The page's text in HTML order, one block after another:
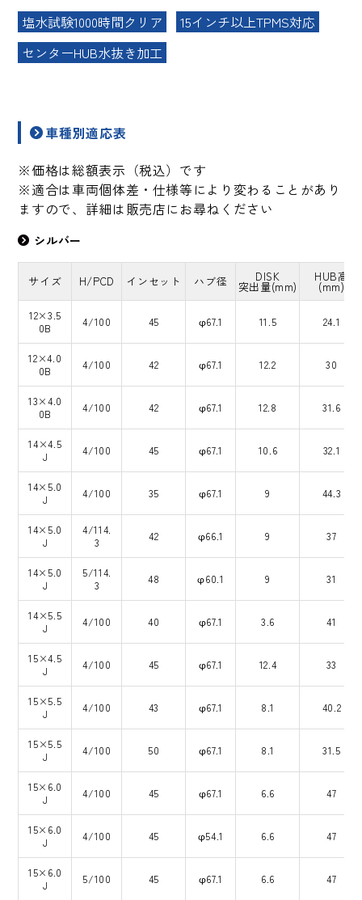
塩水試験1000時間クリア
15インチ以上TPMS対応
センターHUB水抜き加工
車種別適応表
※価格は総額表示（税込）です
※適合は車両個体差・仕様等により変わることがあり
ますので、詳細は販売店にお尋ねください
シルバー
サイズ H/PCD インセット ハブ径 DISK
突出量(mm)
HUB高
(mm)
12×3.5
0B
4/100 45 φ67.1 11.5 24.1
12×4.0
0B
4/100 42 φ67.1 12.2 30
13×4.0
0B
4/100 42 φ67.1 12.8 31.6
14×4.5
J
4/100 45 φ67.1 10.6 32.1
14×5.0
J
4/100 35 φ67.1 9 44.3
14×5.0
J
4/114.
3
42 φ66.1 9 37
14×5.0
J
5/114.
3
48 φ60.1 9 31
14×5.5
J
4/100 40 φ67.1 3.6 41
15×4.5
J
4/100 45 φ67.1 12.4 33
15×5.5
J
4/100 43 φ67.1 8.1 40.2
15×5.5
J
4/100 50 φ67.1 8.1 31.5
15×6.0
J
4/100 45 φ67.1 6.6 47
15×6.0
J
4/100 45 φ54.1 6.6 47
15×6.0
J
5/100 45 φ67.1 6.6 47